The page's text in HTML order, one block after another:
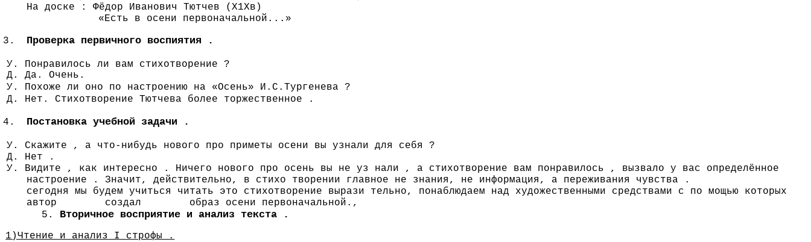
На доске : Фёдор Иванович Тютчев (Х1Хв)
«Есть в осени первоначальной...»
Проверка первичного воспиятия .
У. Понравилось ли вам стихотворение ?
Д. Да. Очень.
У. Похоже ли оно по настроению на «Осень» И.С.Тургенева ?
Д. Нет. Стихотворение Тютчева более торжественное .
Постановка учебной задачи .
У. Скажите , а что-нибудь нового про приметы осени вы узнали для себя ?
Д. Нет .
У. Видите , как интересно . Ничего нового про осень вы не уз нали , а стихотворение вам понравилось , вызвало у вас определённое
настроение . Значит, действительно, в стихо творении главное не знания, не информация, а переживания чувства .
сегодня мы будем учиться читать это стихотворение вырази тельно, понаблюдаем над художественными средствами с по мощью которых
автор создал образ осени первоначальной.,
Вторичное восприятие и анализ текста .
1)Чтение и анализ I строфы .